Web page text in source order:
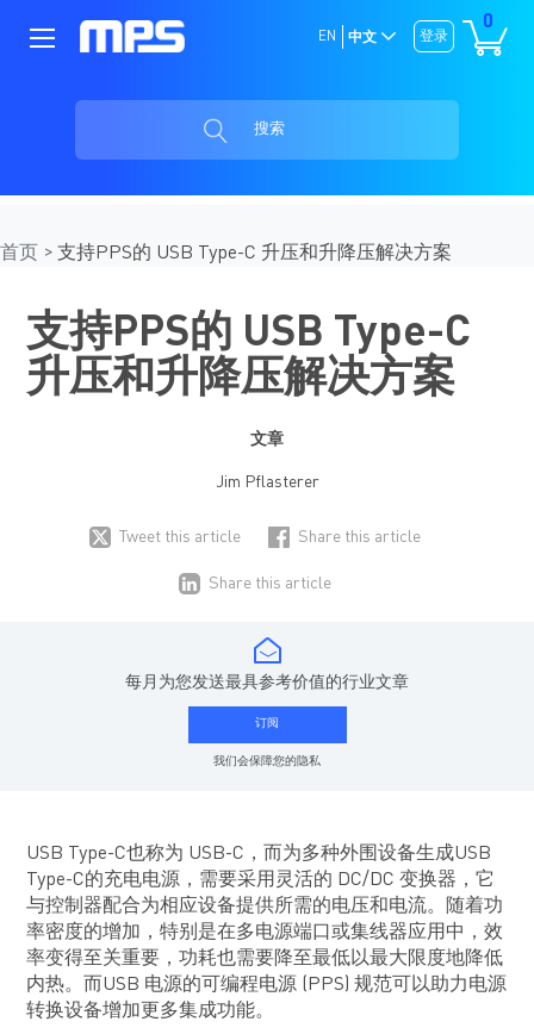
0
登录
EN 中文
搜索
首页 支持PPS的 USB Type-C 升压和升降压解决方案
支持PPS的 USB Type-C
升压和升降压解决方案
文章
Jim Pflasterer
Tweet this article Share this article
Share this article
每月为您发送最具参考价值的行业文章
订阅
我们会保障您的隐私
USB Type-C也称为 USB-C，而为多种外围设备生成USB
Type-C的充电电源，需要采用灵活的 DC/DC 变换器，它
与控制器配合为相应设备提供所需的电压和电流。随着功
率密度的增加，特别是在多电源端口或集线器应用中，效
率变得至关重要，功耗也需要降至最低以最大限度地降低
内热。而USB 电源的可编程电源 (PPS) 规范可以助力电源
转换设备增加更多集成功能。